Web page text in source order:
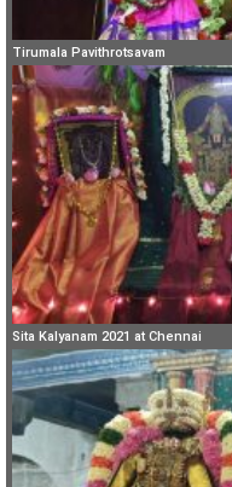
Tirumala Pavithrotsavam
Sita Kalyanam 2021 at Chennai